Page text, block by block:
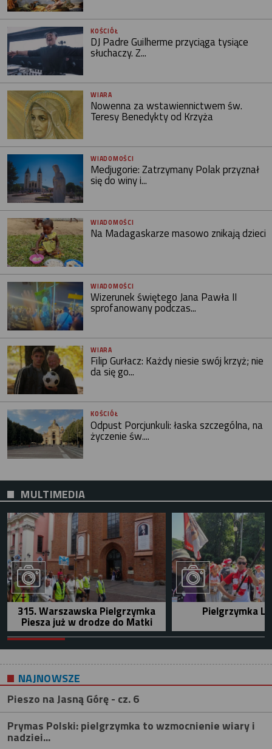
KOŚCIÓŁ
DJ Padre Guilherme przyciąga tysiące
słuchaczy. Z...
WIARA
Nowenna za wstawiennictwem św.
Teresy Benedykty od Krzyża
WIADOMOŚCI
Medjugorie: Zatrzymany Polak przyznał
się do winy i...
WIADOMOŚCI
Na Madagaskarze masowo znikają dzieci
WIADOMOŚCI
Wizerunek świętego Jana Pawła II
sprofanowany podczas...
WIARA
Filip Gurłacz: Każdy niesie swój krzyż; nie
da się go...
KOŚCIÓŁ
Odpust Porcjunkuli: łaska szczególna, na
życzenie św....
MULTIMEDIA
315. Warszawska Pielgrzymka
Piesza już w drodze do Matki
Pielgrzymka
NAJNOWSZE
Pieszo na Jasną Górę - cz. 6
Prymas Polski: pielgrzymka to wzmocnienie wiary i
nadziei...